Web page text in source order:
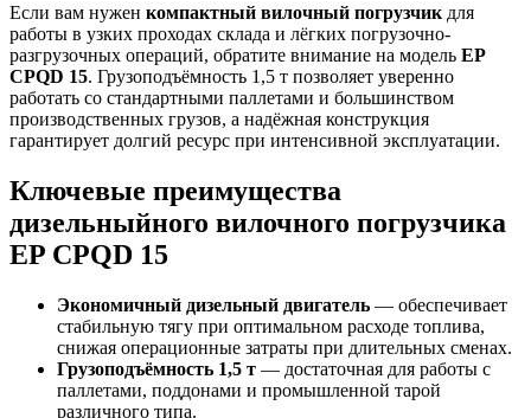
Если вам нужен компактный вилочный погрузчик для
работы в узких проходах склада и лёгких погрузочно-
разгрузочных операций, обратите внимание на модель EP
CPQD 15. Грузоподъёмность 1,5 т позволяет уверенно
работать со стандартными паллетами и большинством
производственных грузов, а надёжная конструкция
гарантирует долгий ресурс при интенсивной эксплуатации.
Ключевые преимущества
дизельныйного вилочного погрузчика
EP CPQD 15
Экономичный дизельный двигатель — обеспечивает
стабильную тягу при оптимальном расходе топлива,
снижая операционные затраты при длительных сменах.
Грузоподъёмность 1,5 т — достаточная для работы с
паллетами, поддонами и промышленной тарой
различного типа.